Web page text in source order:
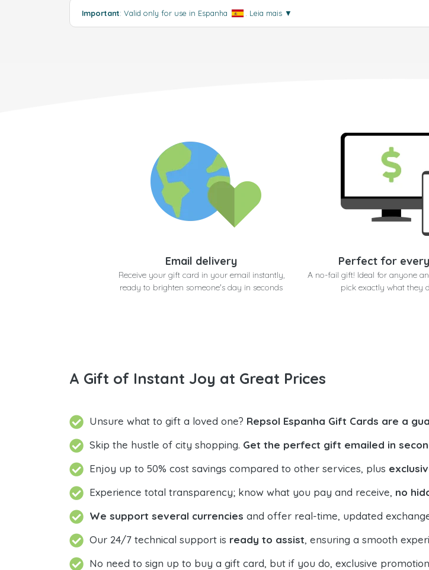
Important: Valid only for use in Espanha Leia mais ▼
Email delivery
Receive your gift card in your email instantly,
ready to brighten someone's day in seconds
Perfect for
A no-fail gift! Ideal for anyone
pick exactly what they
A Gift of Instant Joy at Great Prices
Unsure what to gift a loved one? Repsol Espanha Gift Cards are a
Skip the hustle of city shopping. Get the perfect gift emailed in
Enjoy up to 50% cost savings compared to other services, plus
Experience total transparency; know what you pay and receive, no
We support several currencies and offer real-time, updated
Our 24/7 technical support is ready to assist, ensuring a smooth
No need to sign up to buy a gift card, but if you do, exclusive